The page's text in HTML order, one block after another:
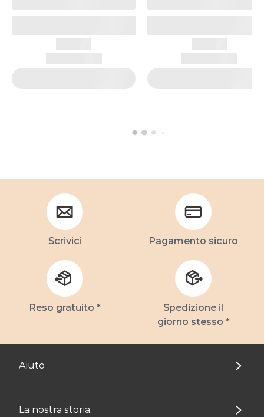
Scrivici Pagamento sicuro
Reso gratuito *
Spedizione il
giorno stesso *
Aiuto
La nostra storia